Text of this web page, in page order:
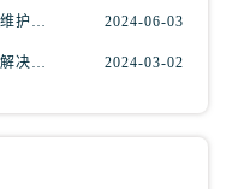
伯爵手表表盘油墨防护指南：专业维护，守护时光之美 2024-06-03
伯爵表盘生锈维修价格和选择最优解决方案?(表盘生锈 2024-03-02